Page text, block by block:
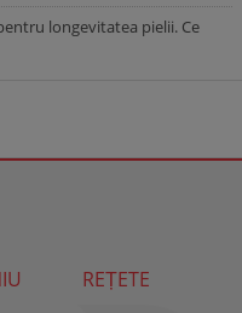
longevitatea pielii. Ce
REȚETE